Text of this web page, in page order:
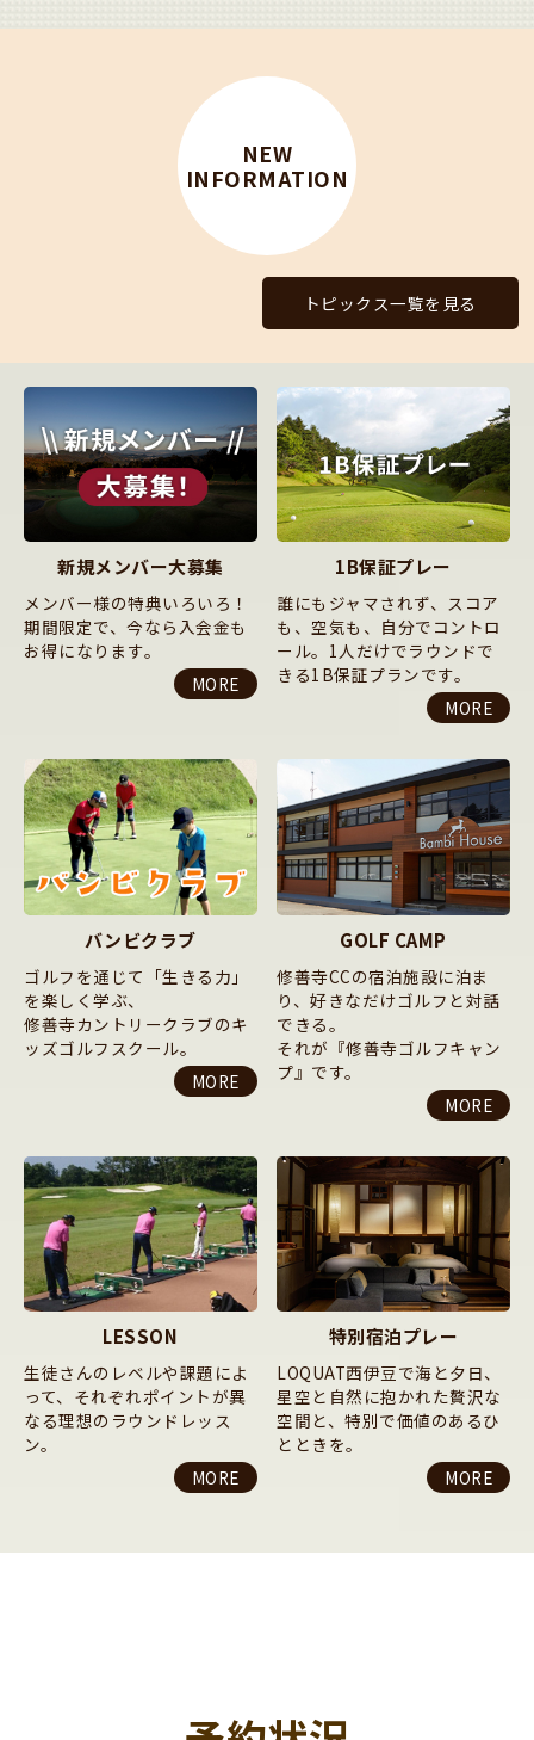
NEW
INFORMATION
トピックス一覧を見る
新規メンバー大募集
メンバー様の特典いろいろ！
期間限定で、今なら入会金も
お得になります。
MORE
1B保証プレー
誰にもジャマされず、スコア
も、空気も、自分でコントロ
ール。1人だけでラウンドで
きる1B保証プランです。
MORE
バンビクラブ
ゴルフを通じて「生きる力」
を楽しく学ぶ、
修善寺カントリークラブのキ
ッズゴルフスクール。
MORE
GOLF CAMP
修善寺CCの宿泊施設に泊ま
り、好きなだけゴルフと対話
できる。
それが『修善寺ゴルフキャン
プ』です。
MORE
LESSON
生徒さんのレベルや課題によ
って、それぞれポイントが異
なる理想のラウンドレッス
ン。
MORE
特別宿泊プレー
LOQUAT西伊豆で海と夕日、
星空と自然に抱かれた贅沢な
空間と、特別で価値のあるひ
とときを。
MORE